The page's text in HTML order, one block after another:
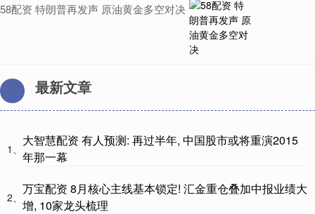
58配资 特朗普再发声 原油黄金多空对决
最新文章
1、
大智慧配资 有人预测: 再过半年, 中国股市或将重演2015
年那一幕
2、
万宝配资 8月核心主线基本锁定! 汇金重仓叠加中报业绩大
增, 10家龙头梳理